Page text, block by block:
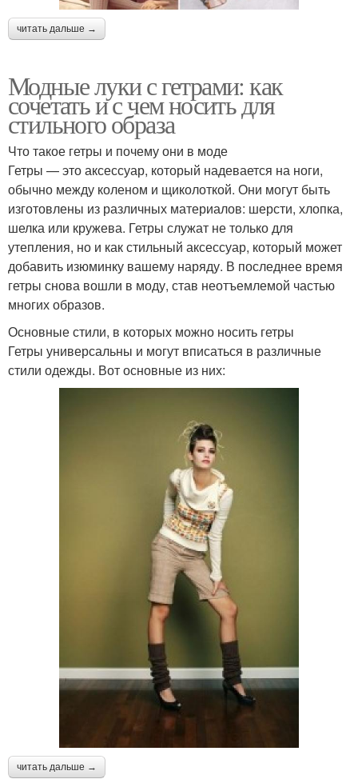
читать дальше →
Модные луки с гетрами: как
сочетать и с чем носить для
стильного образа
Что такое гетры и почему они в моде
Гетры — это аксессуар, который надевается на ноги,
обычно между коленом и щиколоткой. Они могут быть
изготовлены из различных материалов: шерсти, хлопка,
шелка или кружева. Гетры служат не только для
утепления, но и как стильный аксессуар, который может
добавить изюминку вашему наряду. В последнее время
гетры снова вошли в моду, став неотъемлемой частью
многих образов.
Основные стили, в которых можно носить гетры
Гетры универсальны и могут вписаться в различные
стили одежды. Вот основные из них:
читать дальше →